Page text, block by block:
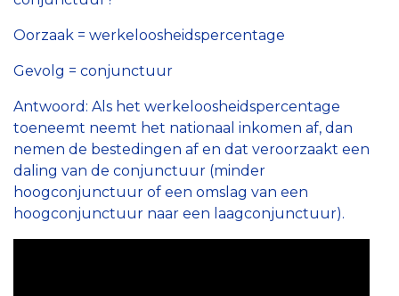
Oorzaak = werkeloosheidspercentage
Gevolg = conjunctuur
Antwoord: Als het werkeloosheidspercentage
toeneemt neemt het nationaal inkomen af, dan
nemen de bestedingen af en dat veroorzaakt een
daling van de conjunctuur (minder
hoogconjunctuur of een omslag van een
hoogconjunctuur naar een laagconjunctuur).